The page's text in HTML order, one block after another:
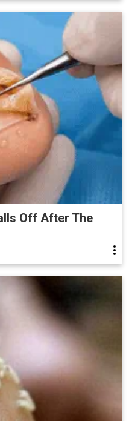
Off After The